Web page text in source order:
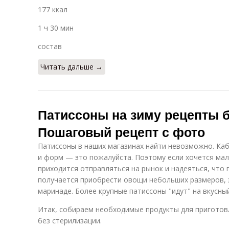
177 ккал
1 ч 30 мин
состав
Читать дальше →
Патиссоны на зиму рецепты
Пошаговый рецепт с фото
Патиссоны в наших магазинах найти невозможно.
и форм — это пожалуйста. Поэтому если хочется
приходится отправляться на рынок и надеяться, что
получается приобрести овощи небольших
маринаде. Более крупные патиссоны "идут" на
Итак, собираем необходимые продукты для
без стерилизации.